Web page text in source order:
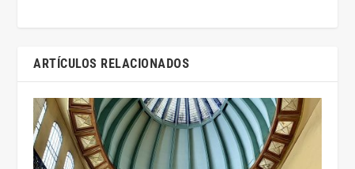
ARTÍCULOS RELACIONADOS